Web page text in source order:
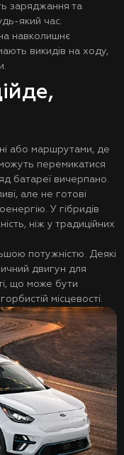
заряджання та
який час.
навколишнє
викидів на ходу,
або маршрутами, де
перемикатися
батареї вичерпано.
але не готові
У гібридів
ніж у традиційних
потужністю. Деякі
двигун для
що може бути
місцевості.